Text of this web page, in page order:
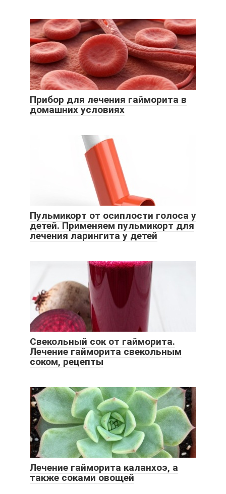
Прибор для лечения гайморита в
домашних условиях
Пульмикорт от осиплости голоса у
детей. Применяем пульмикорт для
лечения ларингита у детей
Свекольный сок от гайморита.
Лечение гайморита свекольным
соком, рецепты
Лечение гайморита каланхоэ, а
также соками овощей